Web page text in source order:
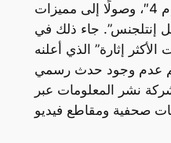
ماك” المزود بشريحة “إم 4″، وصولًا إلى مميزات
إنتلجنس”. جاء ذلك في
الأكثر إثارة” الذي أعلنه
عدم وجود حدث رسمي
نشر المعلومات عبر